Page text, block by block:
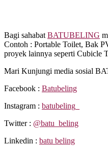
Bagi sahabat BATUBELING
Contoh : Portable Toilet, Bak
proyek lainnya seperti Cubicle
Mari Kunjungi media sosial
Facebook : Batubeling
Instagram : batubeling_
Twitter : @batu_beling
Linkedin : batu beling